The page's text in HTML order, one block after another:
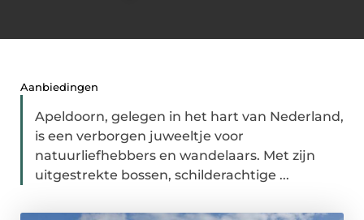
Aanbiedingen
Apeldoorn, gelegen in het hart van Nederland,
is een verborgen juweeltje voor
natuurliefhebbers en wandelaars. Met zijn
uitgestrekte bossen, schilderachtige ...